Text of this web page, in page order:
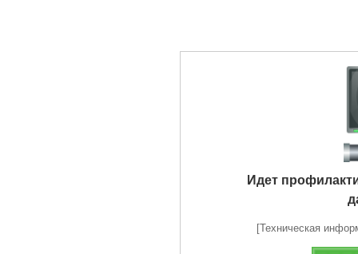
Идет
[Техническая